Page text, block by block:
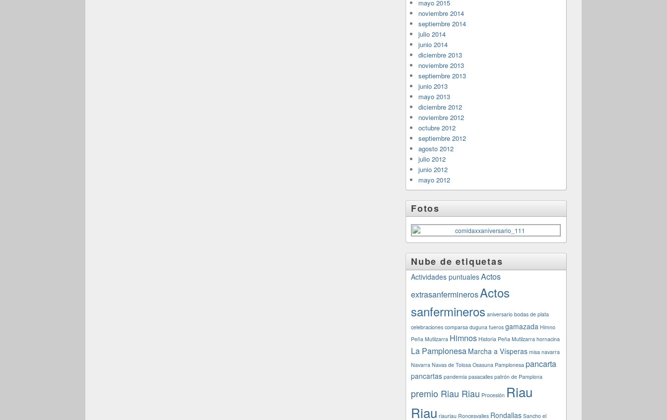
mayo 2015
noviembre 2014
septiembre 2014
julio 2014
junio 2014
diciembre 2013
noviembre 2013
septiembre 2013
junio 2013
mayo 2013
diciembre 2012
noviembre 2012
octubre 2012
septiembre 2012
agosto 2012
julio 2012
junio 2012
mayo 2012
Fotos
Nube de etiquetas
Actividades puntualesActos
extrasanferminerosActos
sanfermineros aniversario bodas de plata
celebraciones comparsa duguna fueros gamazada Himno
Peña Mutilzarra Himnos Historia Peña Mutilzarra hornacina
La Pamplonesa Marcha a Vísperas misa navarra
Navarra Navas de Tolosa Osasuna Pamplonesa pancarta
pancartas pandemia pasacalles patrón de Pamplona
premio Riau Riau Procesión Riau
Riau riauriau Roncesvalles Rondallas Sancho el